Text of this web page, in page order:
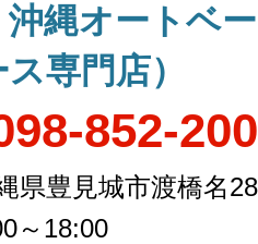
縄オートベ
専門店）
852-
県豊見城市渡橋名
～18:00